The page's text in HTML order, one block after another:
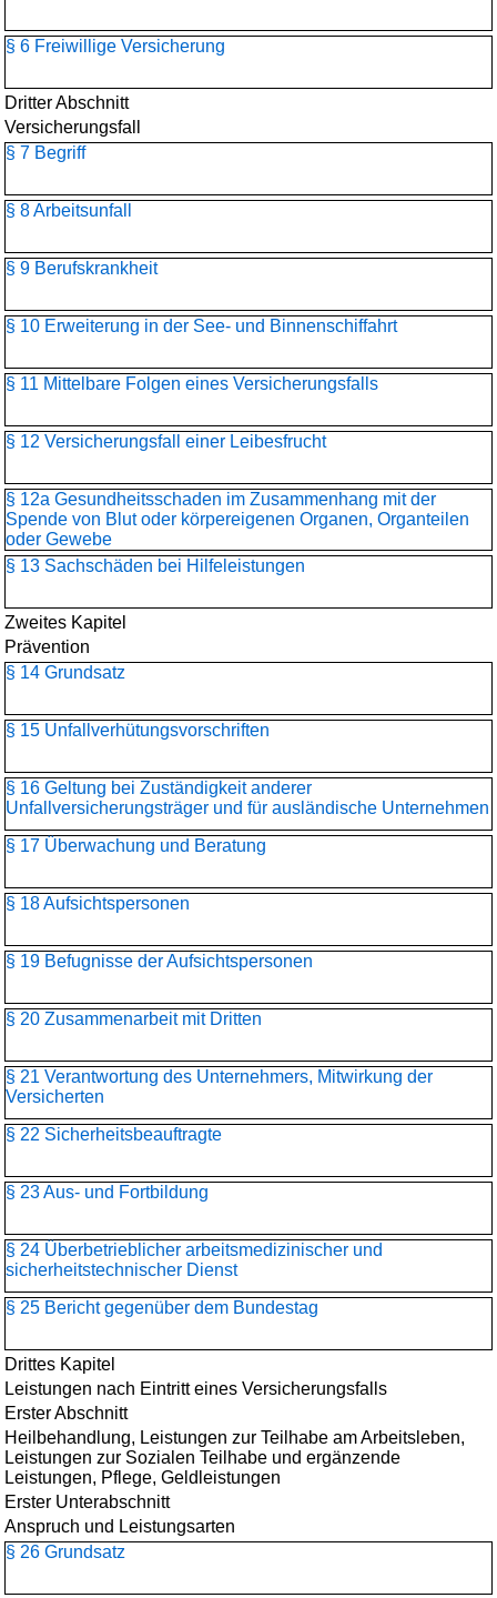
§ 6 Freiwillige Versicherung
Dritter Abschnitt
Versicherungsfall
§ 7 Begriff
§ 8 Arbeitsunfall
§ 9 Berufskrankheit
§ 10 Erweiterung in der See- und Binnenschiffahrt
§ 11 Mittelbare Folgen eines Versicherungsfalls
§ 12 Versicherungsfall einer Leibesfrucht
§ 12a Gesundheitsschaden im Zusammenhang mit der
Spende von Blut oder körpereigenen Organen, Organteilen
oder Gewebe
§ 13 Sachschäden bei Hilfeleistungen
Zweites Kapitel
Prävention
§ 14 Grundsatz
§ 15 Unfallverhütungsvorschriften
§ 16 Geltung bei Zuständigkeit anderer
Unfallversicherungsträger und für ausländische Unternehmen
§ 17 Überwachung und Beratung
§ 18 Aufsichtspersonen
§ 19 Befugnisse der Aufsichtspersonen
§ 20 Zusammenarbeit mit Dritten
§ 21 Verantwortung des Unternehmers, Mitwirkung der
Versicherten
§ 22 Sicherheitsbeauftragte
§ 23 Aus- und Fortbildung
§ 24 Überbetrieblicher arbeitsmedizinischer und
sicherheitstechnischer Dienst
§ 25 Bericht gegenüber dem Bundestag
Drittes Kapitel
Leistungen nach Eintritt eines Versicherungsfalls
Erster Abschnitt
Heilbehandlung, Leistungen zur Teilhabe am Arbeitsleben,
Leistungen zur Sozialen Teilhabe und ergänzende
Leistungen, Pflege, Geldleistungen
Erster Unterabschnitt
Anspruch und Leistungsarten
§ 26 Grundsatz